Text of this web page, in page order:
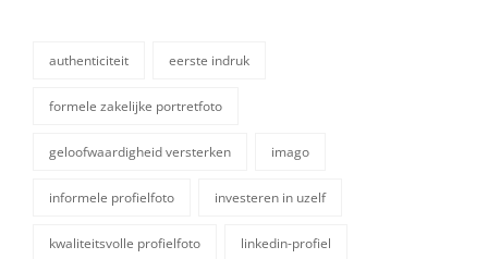
authenticiteit eerste indruk
formele zakelijke portretfoto
geloofwaardigheid versterken imago
informele profielfoto investeren in uzelf
kwaliteitsvolle profielfoto linkedin-profiel